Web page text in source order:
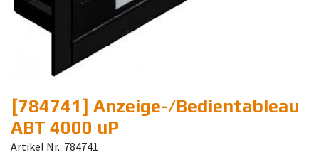
[784741] Anzeige-/Bedientableau
ABT 4000 uP
Artikel Nr.: 784741